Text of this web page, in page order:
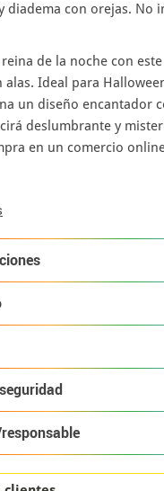
diadema con orejas. No
de la noche con
alas. Ideal para
un diseño encantador
deslumbrante y
en un comercio